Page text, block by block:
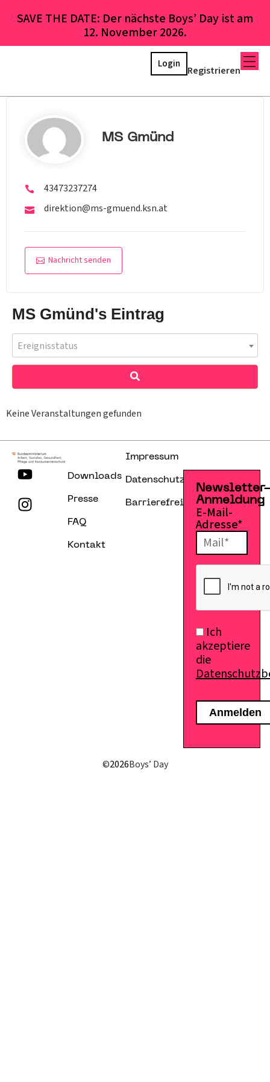
SAVE THE DATE: Der nächste Boys’ Day ist am
12. November 2026.
Registrieren
Login
MS Gmünd
43473237274
direktion@ms-gmuend.ksn.at
Nachricht senden
MS Gmünd's Eintrag
Ereignisstatus
Keine Veranstaltungen gefunden
Downloads
Presse
FAQ
Kontakt
Impressum
Datenschutzerklärung
Barrierefreiheitserklärung
Anmeldung
E-Mail-
Adresse*
Ich
akzeptiere
die
©2026Boys’ Day